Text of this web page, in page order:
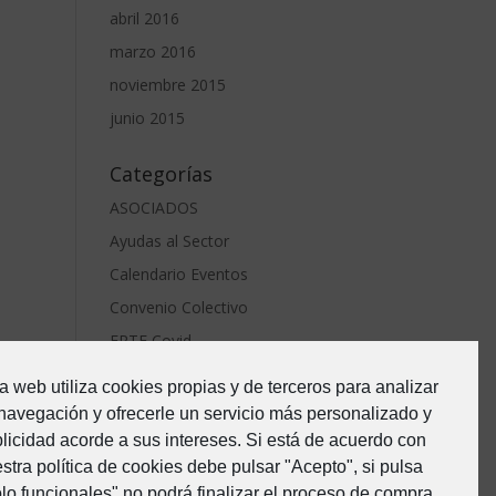
web utiliza cookies propias y de terceros para analizar
y ofrecerle un servicio más personalizado y
acorde a sus intereses. Si está de acuerdo con
política de cookies debe pulsar "Acepto", si pulsa
abril 2016
marzo 2016
noviembre 2015
junio 2015
Categorías
ASOCIADOS
Ayudas al Sector
Calendario Eventos
Convenio Colectivo
ERTE Covid
Formacion
Junta Directiva
Noticias